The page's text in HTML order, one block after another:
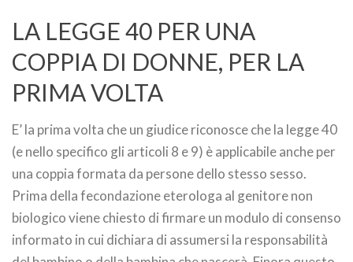
LA LEGGE 40 PER UNA
COPPIA DI DONNE, PER LA
PRIMA VOLTA
E’ la prima volta che un giudice riconosce che la legge 40
(e nello specifico gli articoli 8 e 9) è applicabile anche per
una coppia formata da persone dello stesso sesso.
Prima della fecondazione eterologa al genitore non
biologico viene chiesto di firmare un modulo di consenso
informato in cui dichiara di assumersi la responsabilità